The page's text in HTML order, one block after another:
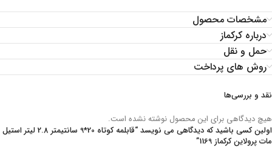
مشخصات محصول
درباره کرکماز
حمل و نقل
روش های پرداخت
نقد و بررسی‌ها
هیچ دیدگاهی برای این محصول نوشته نشده است.
اولین کسی باشید که دیدگاهی می نویسد “قابلمه کوتاه 20*9 سانتیمتر 2.8 لیتر استیل
مات پرولاین کرکماز 1169”